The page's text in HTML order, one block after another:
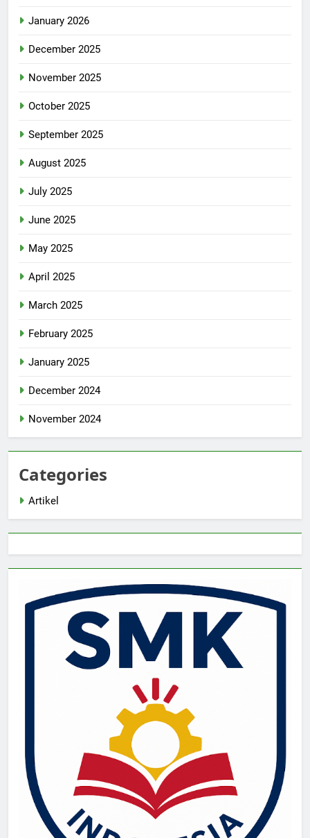
January 2026
December 2025
November 2025
October 2025
September 2025
August 2025
July 2025
June 2025
May 2025
April 2025
March 2025
February 2025
January 2025
December 2024
November 2024
Categories
Artikel